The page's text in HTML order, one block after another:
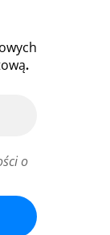
.
o